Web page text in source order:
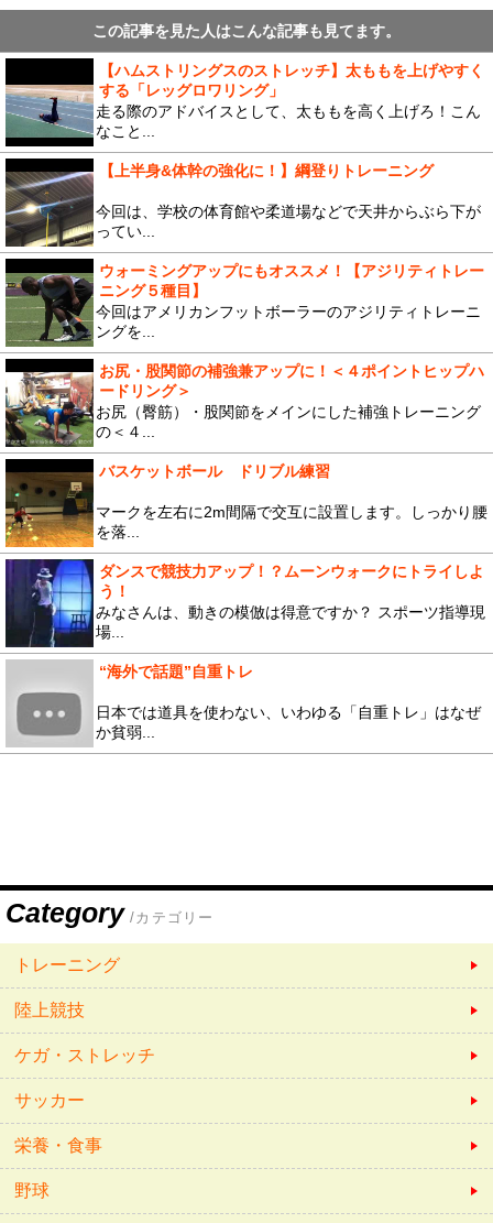
この記事を見た人はこんな記事も見てます。
【ハムストリングスのストレッチ】太ももを上げやすく
する「レッグロワリング」
走る際のアドバイスとして、太ももを高く上げろ！こん
なこと...
【上半身&体幹の強化に！】綱登りトレーニング
今回は、学校の体育館や柔道場などで天井からぶら下が
ってい...
ウォーミングアップにもオススメ！【アジリティトレー
ニング５種目】
今回はアメリカンフットボーラーのアジリティトレーニ
ングを...
お尻・股関節の補強兼アップに！＜４ポイントヒップハ
ードリング＞
お尻（臀筋）・股関節をメインにした補強トレーニング
の＜４...
バスケットボール ドリブル練習
マークを左右に2m間隔で交互に設置します。しっかり腰
を落...
ダンスで競技力アップ！？ムーンウォークにトライしよ
う！
みなさんは、動きの模倣は得意ですか？ スポーツ指導現
場...
“海外で話題”自重トレ
日本では道具を使わない、いわゆる「自重トレ」はなぜ
か貧弱...
Category /カテゴリー
トレーニング
陸上競技
ケガ・ストレッチ
サッカー
栄養・食事
野球